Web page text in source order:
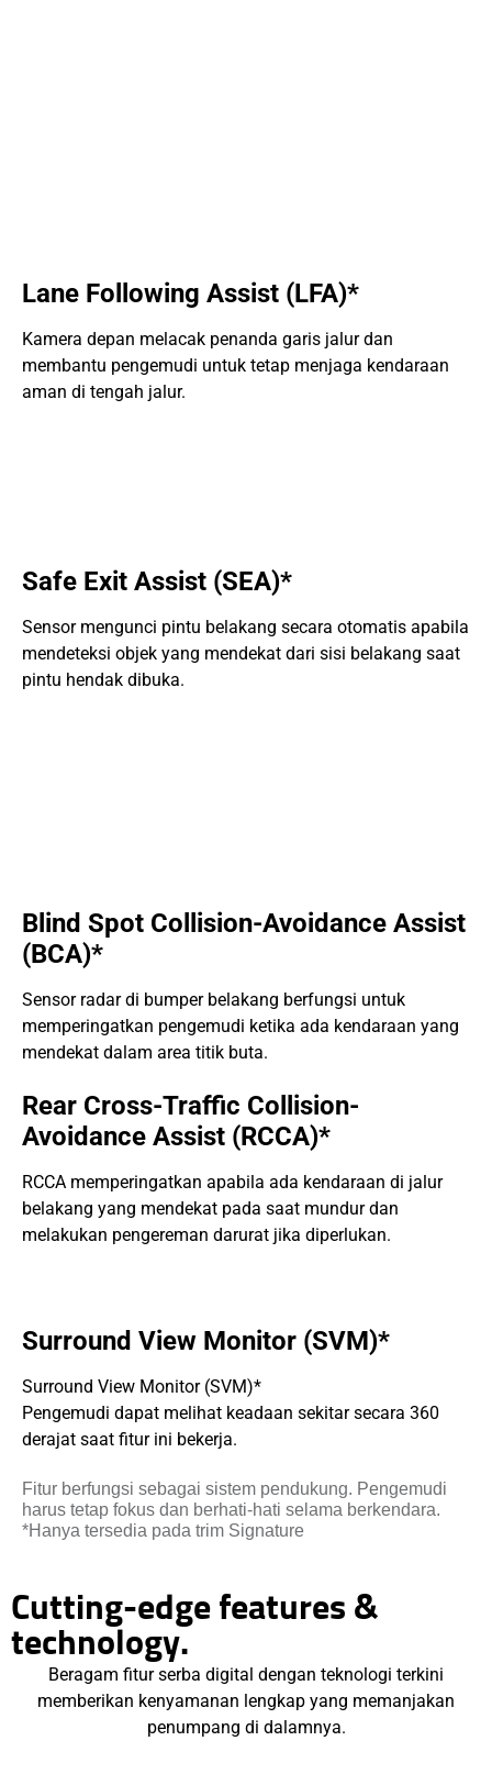
Lane Following Assist (LFA)*
Kamera depan melacak penanda garis jalur dan
membantu pengemudi untuk tetap menjaga kendaraan
aman di tengah jalur.
Safe Exit Assist (SEA)*
Sensor mengunci pintu belakang secara otomatis apabila
mendeteksi objek yang mendekat dari sisi belakang saat
pintu hendak dibuka.
Blind Spot Collision-Avoidance Assist
(BCA)*
Sensor radar di bumper belakang berfungsi untuk
memperingatkan pengemudi ketika ada kendaraan yang
mendekat dalam area titik buta.
Rear Cross-Traffic Collision-
Avoidance Assist (RCCA)*
RCCA memperingatkan apabila ada kendaraan di jalur
belakang yang mendekat pada saat mundur dan
melakukan pengereman darurat jika diperlukan.
Surround View Monitor (SVM)*
Surround View Monitor (SVM)*
Pengemudi dapat melihat keadaan sekitar secara 360
derajat saat fitur ini bekerja.
Fitur berfungsi sebagai sistem pendukung. Pengemudi
harus tetap fokus dan berhati-hati selama berkendara.
*Hanya tersedia pada trim Signature
Cutting-edge features &
technology.
Beragam fitur serba digital dengan teknologi terkini
memberikan kenyamanan lengkap yang memanjakan
penumpang di dalamnya.